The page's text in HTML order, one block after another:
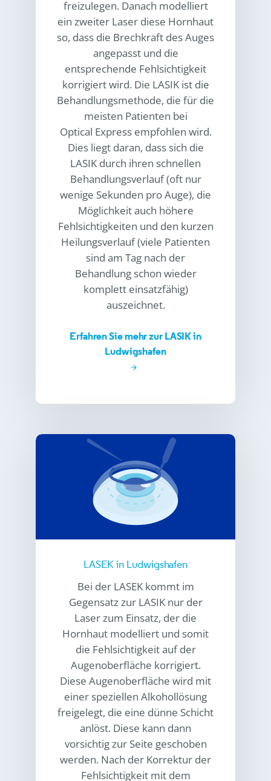
freizulegen. Danach modelliert
ein zweiter Laser diese Hornhaut
so, dass die Brechkraft des Auges
angepasst und die
entsprechende Fehlsichtigkeit
korrigiert wird. Die LASIK ist die
Behandlungsmethode, die für die
meisten Patienten bei
Optical Expressempfohlen wird.
Dies liegt daran, dass sich die
LASIK durch ihren schnellen
Behandlungsverlauf (oft nur
wenige Sekunden pro Auge), die
Möglichkeit auch höhere
Fehlsichtigkeiten und den kurzen
Heilungsverlauf (viele Patienten
sind am Tag nach der
Behandlung schon wieder
komplett einsatzfähig)
auszeichnet.
Erfahren Sie mehr zur LASIK in
Ludwigshafen
LASEK in Ludwigshafen
Bei der LASEK kommt im
Gegensatz zur LASIK nur der
Laser zum Einsatz, der die
Hornhaut modelliert und somit
die Fehlsichtigkeit auf der
Augenoberfläche korrigiert.
Diese Augenoberfläche wird mit
einer speziellen Alkohollösung
freigelegt, die eine dünne Schicht
anlöst. Diese kann dann
vorsichtig zur Seite geschoben
werden. Nach der Korrektur der
Fehlsichtigkeit mit dem